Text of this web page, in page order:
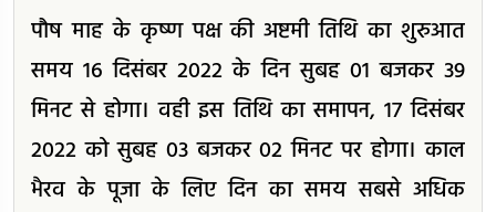
पौष माह के कृष्ण पक्ष की अष्टमी तिथि का शुरुआत
समय 16 दिसंबर 2022 के दिन सुबह 01 बजकर 39
मिनट से होगा। वही इस तिथि का समापन, 17 दिसंबर
2022 को सुबह 03 बजकर 02 मिनट पर होगा। काल
भैरव के पूजा के लिए दिन का समय सबसे अधिक